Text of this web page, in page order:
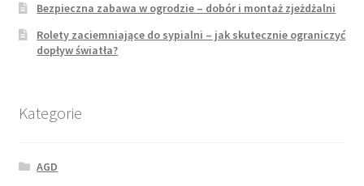
Bezpieczna zabawa w ogrodzie – dobór i montaż zjeżdżalni
Rolety zaciemniające do sypialni – jak skutecznie ograniczyć
dopływ światła?
Kategorie
AGD